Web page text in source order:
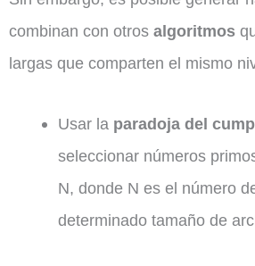
combinan con otros algoritmos
largas que comparten el mismo
Usar la paradoja del
seleccionar números
N, donde N es el número
determinado tamaño de